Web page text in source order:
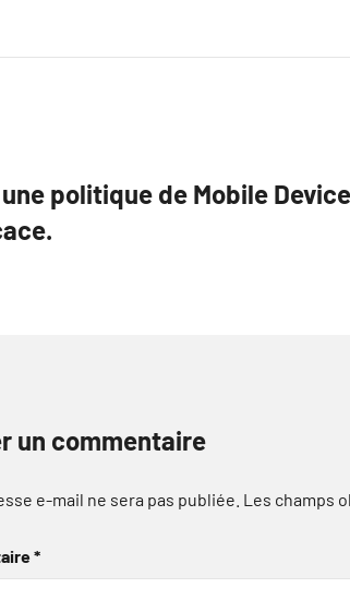
politique de Mobile Device
un commentaire
e-mail ne sera pas publiée. Les champs
*